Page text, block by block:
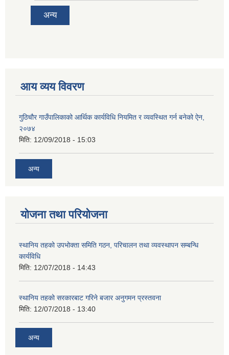
अन्य
आय व्यय विवरण
गुठिचौर गाउँपालिकाको आर्थिक कार्यविधि नियमित र व्यवस्थित गर्न बनेको ऐन,
२०७४
मिति: 12/09/2018 - 15:03
अन्य
योजना तथा परियोजना
स्थानिय तहको उपभोक्ता समिति गठन, परिचालन तथा व्यवस्थापन सम्बन्धि
कार्यविधि
मिति: 12/07/2018 - 14:43
स्थानिय तहको सरकारबाट गरिने बजार अनुगमन प्रस्तवना
मिति: 12/07/2018 - 13:40
अन्य